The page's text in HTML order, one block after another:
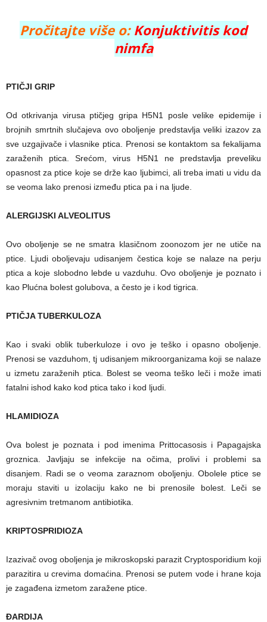
Pročitajte više o: Konjuktivitiskod
nimfa
PTIČJI GRIP
Od otkrivanja virusa ptičjeg gripa H5N1 posle velike epidemije i
brojnih smrtnih slučajeva ovo oboljenje predstavlja veliki izazov za
sve uzgajivače i vlasnike ptica. Prenosi se kontaktom sa fekalijama
zaraženih ptica. Srećom, virus H5N1 ne predstavlja preveliku
opasnost za ptice koje se drže kao ljubimci, ali treba imati u vidu da
se veoma lako prenosi između ptica pa i na ljude.
ALERGIJSKI ALVEOLITUS
Ovo oboljenje se ne smatra klasičnom zoonozom jer ne utiče na
ptice. Ljudi oboljevaju udisanjem čestica koje se nalaze na perju
ptica a koje slobodno lebde u vazduhu. Ovo oboljenje je poznato i
kao Plućna bolest golubova, a često je i kod tigrica.
PTIČJA TUBERKULOZA
Kao i svaki oblik tuberkuloze i ovo je teško i opasno oboljenje.
Prenosi se vazduhom, tj udisanjem mikroorganizama koji se nalaze
u izmetu zaraženih ptica. Bolest se veoma teško leči i može imati
fatalni ishod kako kod ptica tako i kod ljudi.
HLAMIDIOZA
Ova bolest je poznata i pod imenima Prittocasosis i Papagajska
groznica. Javljaju se infekcije na očima, prolivi i problemi sa
disanjem. Radi se o veoma zaraznom oboljenju. Obolele ptice se
moraju staviti u izolaciju kako ne bi prenosile bolest. Leči se
agresivnim tretmanom antibiotika.
KRIPTOSPRIDIOZA
Izazivač ovog oboljenja je mikroskopski parazit Cryptosporidium koji
parazitira u crevima domaćina. Prenosi se putem vode i hrane koja
je zagađena izmetom zaražene ptice.
ĐARDIJA